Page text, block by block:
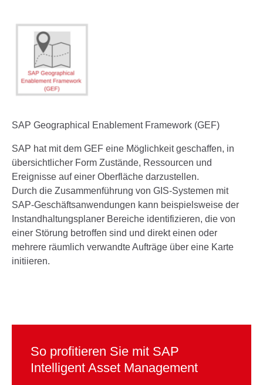
SAP Geographical Enablement Framework (GEF)
SAP hat mit dem GEF eine Möglichkeit geschaffen, in
übersichtlicher Form Zustände, Ressourcen und
Ereignisse auf einer Oberfläche darzustellen.
Durch die Zusammenführung von GIS-Systemen mit
SAP-Geschäftsanwendungen kann beispielsweise der
Instandhaltungsplaner Bereiche identifizieren, die von
einer Störung betroffen sind und direkt einen oder
mehrere räumlich verwandte Aufträge über eine Karte
initiieren.
So profitieren Sie mit SAP
Intelligent Asset Management